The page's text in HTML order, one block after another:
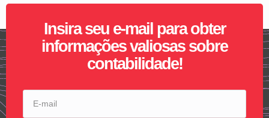
Insira seu e-mail para obter
informações valiosas sobre
contabilidade!